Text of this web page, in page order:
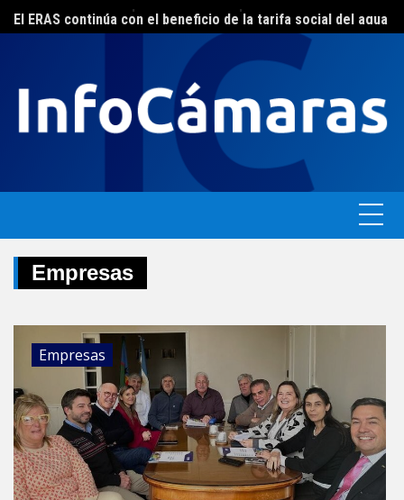
Skip
to
El ERAS continúa con el beneficio de la tarifa social del agua
Empresas
Empresas